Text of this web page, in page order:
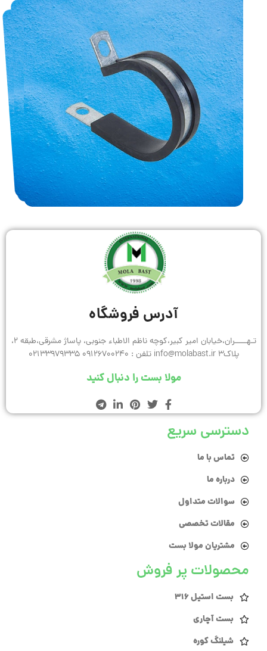
آدرس فروشگاه
تـهـــــران،خیابان امیر کبیر،کوچه ناظم الاطباء جنوبی، پاساژ مشرقی،طبقه 2،
پلاک3 info@molabast.ir تلفن : 09126700240 02133979335
مولا بست را دنبال کنید
دسترسی سریع
تماس با ما
درباره ما
سوالات متداول
مقالات تخصصی
مشتریان مولا بست
محصولات پر فروش
بست استیل 316
بست آچاری
شیلنگ کوره